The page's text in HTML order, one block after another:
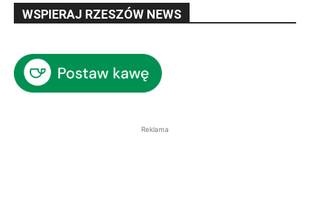
WSPIERAJ RZESZÓW NEWS
Reklama